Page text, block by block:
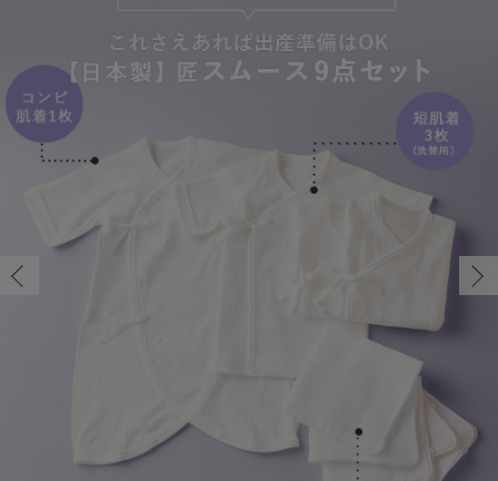
出産準備
コンビ肌着・新生児/ベビー肌着
ツーウェイオール・2WAYオール（新生児）
ロンパース・カバーオール
ベビー ワンピース
ベビー スカート
スタイ・よだれかけ（新生児・ベビー）
シーズンアイテム全て
甚平・浴衣
ベビー袴
ベビー・新生児 寝具全て
ベビーベッド・布団 （ベビー・新生児）
ベビー ブランケット・タオルケット
ベビーチェア（ハイローチェア）・ベビーラック
子育て便利家電
プレイマット・ベビー マット
ベビー安全グッズ
お出かけグッズ全て
ベビーカー
抱っこ紐
ベビー｜季節の特集全て
猛暑からベビーを守るひんやりグッズ
夏のお役立ちベビーウェア
ベビー 夏のお役立ちグッズ特集
アウトレット全て
【アウトレット】ワンピース
【アウトレット】トップス・授乳トップス
【アウトレット】ボトムス
【アウトレット】インナー
抗菌防臭加工
透け防止
冷房対策
再入荷｜インナー
再入荷｜アウター
送料無料アイテム全て
ワンピース
トップス
パンツ
ブラキャミ おまとめ
MAX55%OFF ブラック
【37周年祭セール】
【37周年祭セール】
【37周年祭セール】
気温差別オススメア
【15℃】3月下旬～
【〜10℃】3月中旬
動きやすく着回しで
涼しくて可愛い「ワ
強撚スムース(コスパ
マタニティウェア
【おまとめ割】パジ
こだわりの履き心地
カジュアル
レギンス
ジャケット派
きれいめトップス派
きれいめスカート派
きれいめ美脚パンツ派
王道シンプル派
セットアップ派
出産準備応援割全て
マタニティパジャマ
マタニティインナー
ベビー
【オフィスカジュア
【オフィスカジュア
レギンスタイプ
パンツタイプ
【フォーマル】ワン
【フォーマル】ボト
【フォーマル】トッ
【ベビー】長袖
【ベビー】半袖
【ベビー】グッズ
ハンカチ
2WAYオール
コンビ肌着
快適ウェア10%OFF
快適ウェア10%OFF
春のマタニティワン
セットアップ・ レイ
Aライン ・フレアワ
Iライン ・タイトシル
ジャンパースカート/
フォーマル / オケー
あったかアイテム｜
Gift Selection 出産
〜3,000円（税込）
〜5,000円（税込）
〜10,000円（税込）
10,001円（税込）〜
女の子におススメの
男の子におススメの
定番ギフト
もらって嬉しいギフト
かわいくておもしろ
冬の冷え対策インナ
薄くてあったか
綿混素材
腹巻・ひざ上パンツ
保温&リカバリー
カップ付きインナー
あったか度◎
入院準備の持ち物チ
入院してすぐ使うグ
赤ちゃんへ使うもの
産後に使うグッズ
冬のあったか特集全て
【冬のあったか特集
【冬のあったか特集
【冬のあったか特集
【冬のあったか特集
【日本製】匠スムース出産準備9点セット